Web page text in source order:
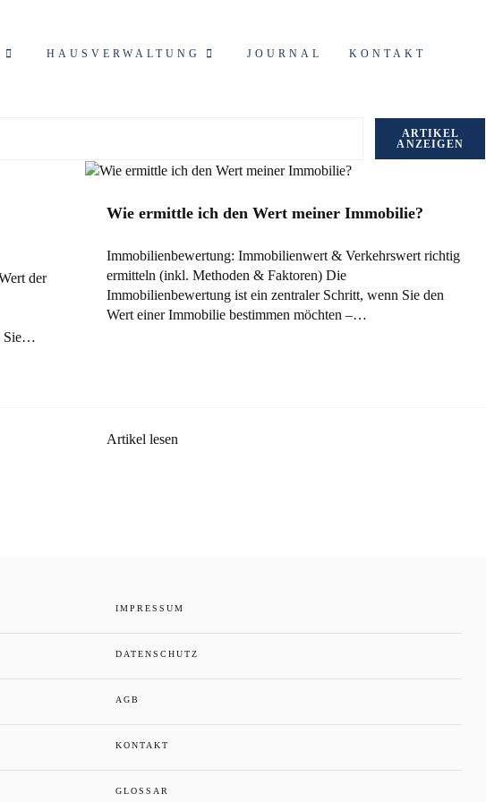
HAUSVERWALTUNG JOURNAL KONTAKT
ARTIKEL
ANZEIGEN
der
Sie…
Wie ermittle ich den Wert meiner Immobilie?
Immobilienbewertung: Immobilienwert & Verkehrswert richtig
ermitteln (inkl. Methoden & Faktoren) Die
Immobilienbewertung ist ein zentraler Schritt, wenn Sie den
Wert einer Immobilie bestimmen möchten –…
Artikel lesen
IMPRESSUM
DATENSCHUTZ
AGB
KONTAKT
GLOSSAR